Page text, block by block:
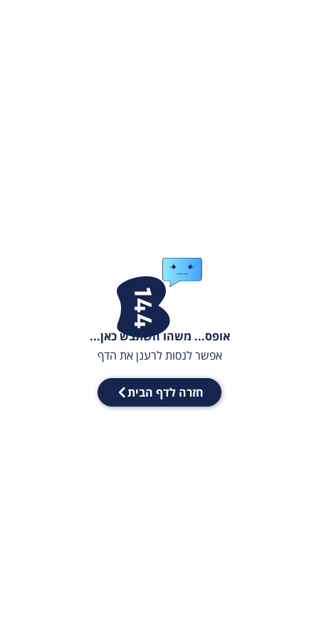
אופס... משהו השתבש כאן...
אפשר לנסות לרענן את הדף
חזרה לדף הבית